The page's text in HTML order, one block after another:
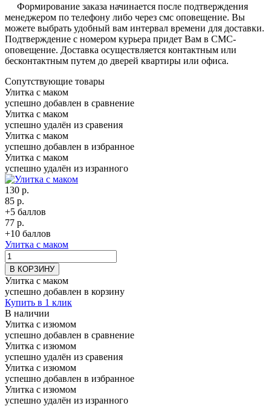
Формирование заказа начинается после подтверждения
менеджером по телефону либо через смс оповещение. Вы
можете выбрать удобный вам интервал времени для доставки.
Подтверждение с номером курьера придет Вам в СМС-
оповещение. Доставка осуществляется контактным или
бесконтактным путем до дверей квартиры или офиса.
Сопутствующие товары
Улитка с маком
успешно добавлен в сравнение
Улитка с маком
успешно удалён из сравения
Улитка с маком
успешно добавлен в избранное
Улитка с маком
успешно удалён из изранного
130 р.
85 р.
+5 баллов
77 р.
+10 баллов
Улитка с маком
В КОРЗИНУ
Улитка с маком
успешно добавлен в корзину
Купить в 1 клик
В наличии
Улитка с изюмом
успешно добавлен в сравнение
Улитка с изюмом
успешно удалён из сравения
Улитка с изюмом
успешно добавлен в избранное
Улитка с изюмом
успешно удалён из изранного